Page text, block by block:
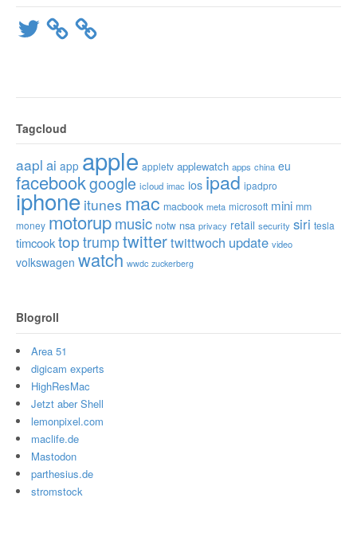
Twitter
Tagcloud
aapl ai app apple appletv applewatch apps china eu
facebookgoogle icloud imac ios ipad ipadpro
iphone itunes mac macbook meta microsoft mini mm
money motorupmusic notw nsa privacy retail security siri tesla
timcooktop trumptwittertwittwoch update video
volkswagen watch wwdc zuckerberg
Blogroll
Area 51
digicam experts
HighResMac
Jetzt aber Shell
lemonpixel.com
maclife.de
Mastodon
parthesius.de
stromstock